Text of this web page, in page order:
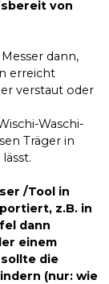
von
dann,
erreicht
verstaut oder
Waschi-
Träger in
/Tool in
z.B. in
dann
einem
die
(nur: wie